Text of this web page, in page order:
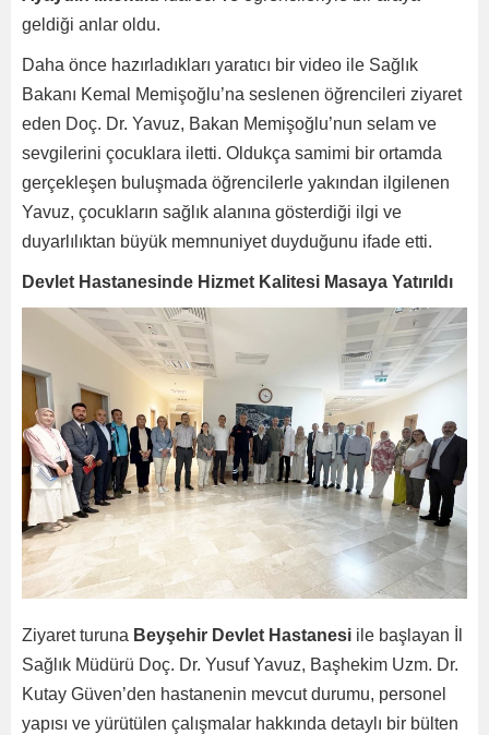
geldiği anlar oldu.
Daha önce hazırladıkları yaratıcı bir video ile Sağlık
Bakanı Kemal Memişoğlu’na seslenen öğrencileri ziyaret
eden Doç. Dr. Yavuz, Bakan Memişoğlu’nun selam ve
sevgilerini çocuklara iletti. Oldukça samimi bir ortamda
gerçekleşen buluşmada öğrencilerle yakından ilgilenen
Yavuz, çocukların sağlık alanına gösterdiği ilgi ve
duyarlılıktan büyük memnuniyet duyduğunu ifade etti.
Devlet Hastanesinde Hizmet Kalitesi Masaya Yatırıldı
Ziyaret turuna Beyşehir Devlet Hastanesi ile başlayan İl
Sağlık Müdürü Doç. Dr. Yusuf Yavuz, Başhekim Uzm. Dr.
Kutay Güven’den hastanenin mevcut durumu, personel
yapısı ve yürütülen çalışmalar hakkında detaylı bir bülten